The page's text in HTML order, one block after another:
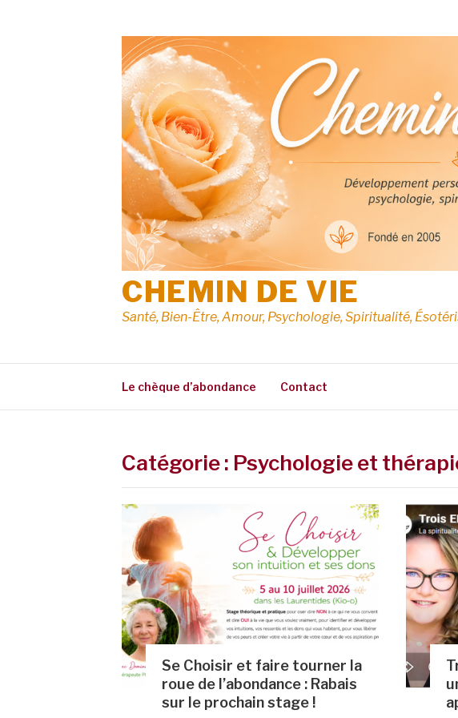
CHEMIN DE VIE
Santé, Bien-Être, Amour, Psychologie, Spiritualité,
Le chèque d’abondance Contact
Catégorie : Psychologie et
Se Choisir et faire tourner la
roue de l’abondance : Rabais
sur le prochain stage !